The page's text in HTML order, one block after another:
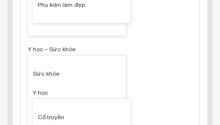
Phụ kiện làm đẹp
Y học – Sức khỏe
Sức khỏe
Y học
Cổ truyền